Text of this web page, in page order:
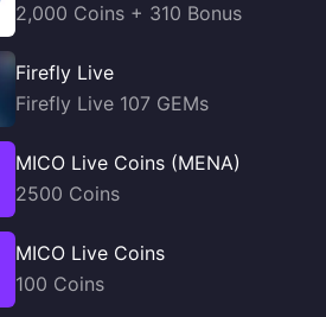
2,000 Coins + 310 Bonus
Firefly Live
Firefly Live 107 GEMs
MICO Live Coins (MENA)
2500 Coins
MICO Live Coins
100 Coins